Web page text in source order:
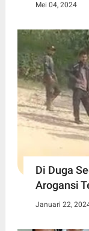
Mei 04, 2024
Di Duga
Arogansi
Januari 22,